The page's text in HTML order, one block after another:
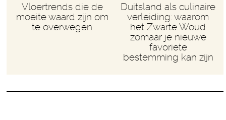
Vloertrends die de
moeite waard zijn om
te overwegen
Duitsland als culinaire
verleiding: waarom
het Zwarte Woud
zomaar je nieuwe
favoriete
bestemming kan zijn